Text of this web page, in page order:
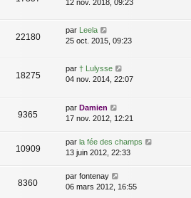
12 nov. 2018, 09:23
22180
par
Leela
25 oct. 2015, 09:23
18275
par † Lulysse
04 nov. 2014, 22:07
9365
par Damien
17 nov. 2012, 12:21
10909
par la fée des champs
13 juin 2012, 22:33
8360
par fontenay
06 mars 2012, 16:55